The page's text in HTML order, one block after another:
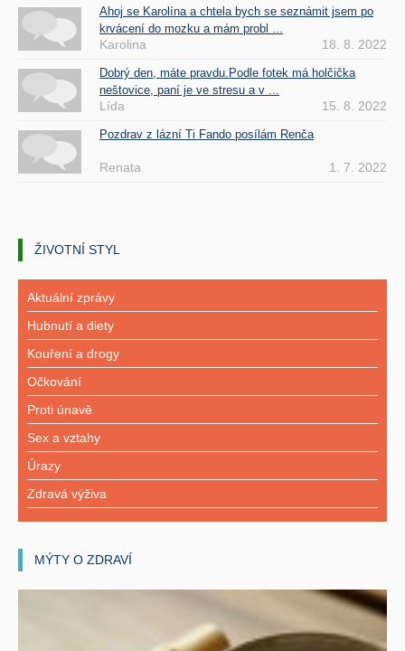
Ahoj se Karolína a chtela bych se seznámit jsem po
krvácení do mozku a mám probl ...
Karolina 18. 8. 2022
Dobrý den, máte pravdu.Podle fotek má holčička
neštovice, paní je ve stresu a v ...
Lída 15. 8. 2022
Pozdrav z lázní Ti Fando posílám Renča
Renata 1. 7. 2022
ŽIVOTNÍ STYL
Aktuální zprávy
Hubnutí a diety
Kouření a drogy
Očkování
Proti únavě
Sex a vztahy
Úrazy
Zdravá výživa
MÝTY O ZDRAVÍ